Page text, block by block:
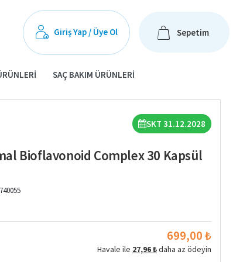
Giriş Yap / Üye Ol Sepetim
SAÇ BAKIM ÜRÜNLERI
SKT 31.12.2028
Bioflavonoid Complex 30 Kapsül
699,00 ₺
Havale ile 27,96 ₺daha az ödeyin